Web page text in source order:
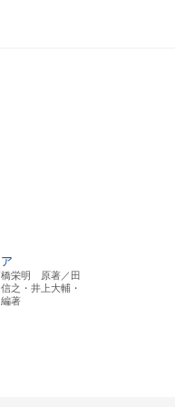
橋栄明 原著／田
之・井上大輔・
著